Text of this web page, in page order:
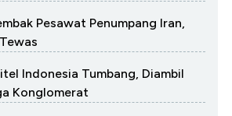
Pesawat Penumpang Iran,
Indonesia Tumbang, Diambil
Konglomerat